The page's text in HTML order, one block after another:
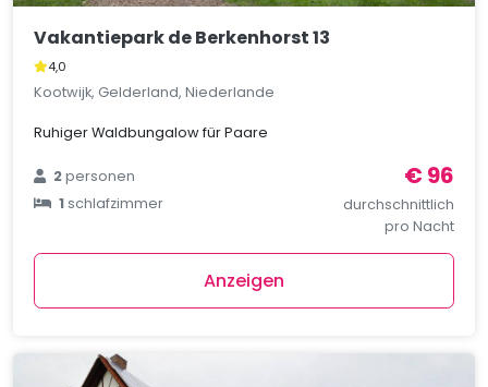
Vakantiepark de Berkenhorst 13
4,0
Kootwijk, Gelderland, Niederlande
Ruhiger Waldbungalow für Paare
2personen
1schlafzimmer
€ 96
durchschnittlich
pro Nacht
Anzeigen